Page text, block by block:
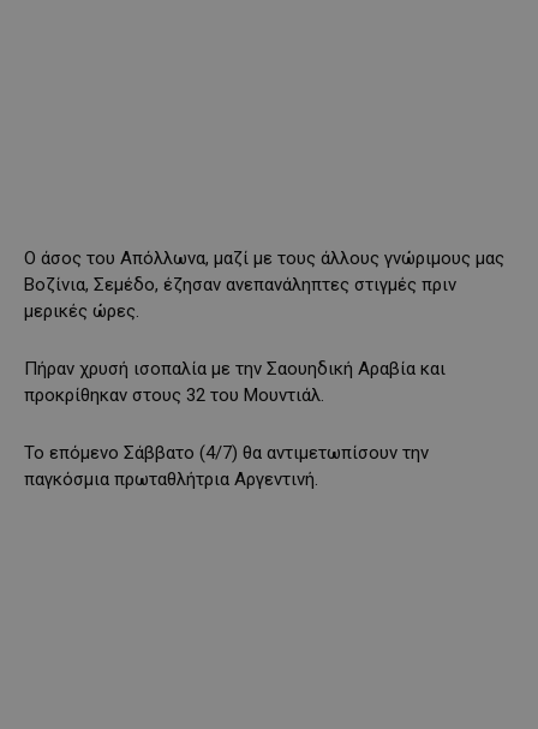
Ο άσος του Απόλλωνα, μαζί με τους άλλους γνώριμους μας
Βοζίνια, Σεμέδο, έζησαν ανεπανάληπτες στιγμές πριν
μερικές ώρες.
Πήραν χρυσή ισοπαλία με την Σαουηδική Αραβία και
προκρίθηκαν στους 32 του Μουντιάλ.
Το επόμενο Σάββατο (4/7) θα αντιμετωπίσουν την
παγκόσμια πρωταθλήτρια Αργεντινή.